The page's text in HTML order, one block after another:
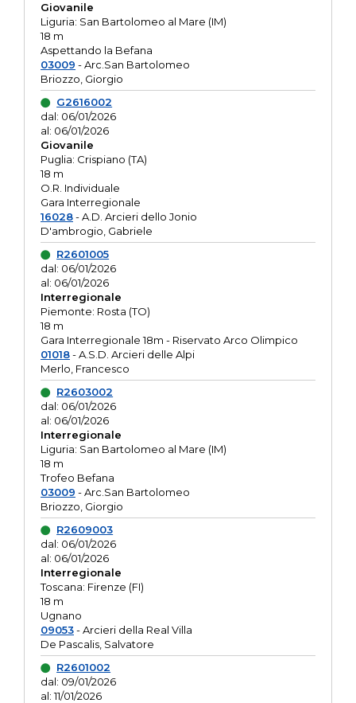
Giovanile
Liguria: San Bartolomeo al Mare (IM)
18 m
Aspettando la Befana
03009 - Arc.San Bartolomeo
Briozzo, Giorgio
G2616002
dal: 06/01/2026
al: 06/01/2026
Giovanile
Puglia: Crispiano (TA)
18 m
O.R. Individuale
Gara Interregionale
16028- A.D. Arcieri dello Jonio
D'ambrogio, Gabriele
R2601005
dal: 06/01/2026
al: 06/01/2026
Interregionale
Piemonte: Rosta (TO)
18 m
Gara Interregionale 18m - Riservato Arco Olimpico
01018- A.S.D. Arcieri delle Alpi
Merlo, Francesco
R2603002
dal: 06/01/2026
al: 06/01/2026
Interregionale
Liguria: San Bartolomeo al Mare (IM)
18 m
Trofeo Befana
03009 - Arc.San Bartolomeo
Briozzo, Giorgio
R2609003
dal: 06/01/2026
al: 06/01/2026
Interregionale
Toscana: Firenze (FI)
18 m
Ugnano
09053- Arcieri della Real Villa
De Pascalis, Salvatore
R2601002
dal: 09/01/2026
al: 11/01/2026